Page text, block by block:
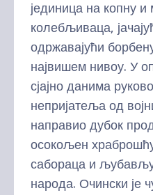
јединица на копну и
колебљиваца,
одржавајући
највишем нивоу. У
сјајно данима
непријатеља од
направио дубок
осокољен
сабораца и
народа. Очински је